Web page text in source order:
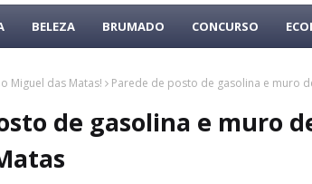
BELEZA BRUMADO CONCURSO
Miguel das Matas! Parede de posto de gasolina e muro
de gasolina e muro